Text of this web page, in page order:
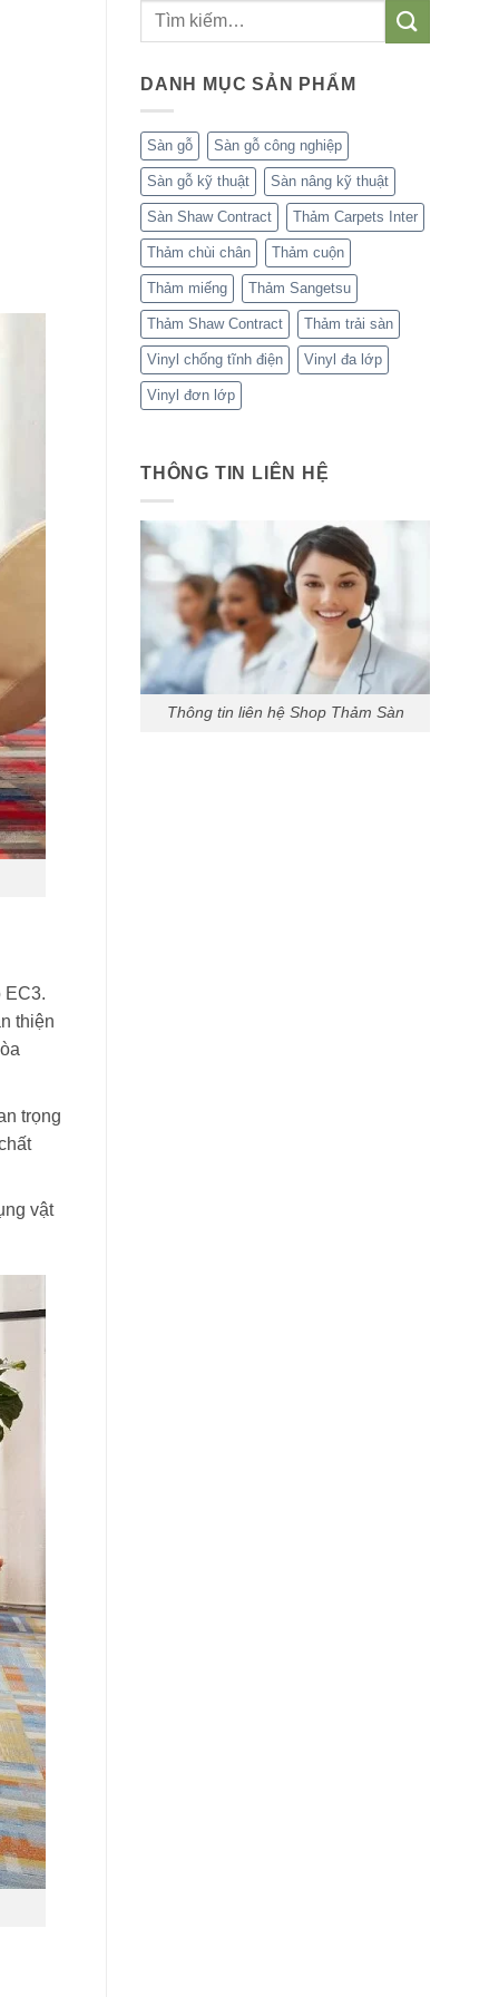
DANH MỤC SẢN PHẨM
Sàn gỗ Sàn gỗ công nghiệp
Sàn gỗ kỹ thuật Sàn nâng kỹ thuật
Sàn Shaw Contract Thảm Carpets Inter
Thảm chùi chân Thảm cuộn
Thảm miếng Thảm Sangetsu
Thảm Shaw Contract Thảm trải sàn
Vinyl chống tĩnh điện Vinyl đa lớp
Vinyl đơn lớp
THÔNG TIN LIÊN HỆ
Thông tin liên hệ Shop Thảm Sàn
EC3.
thiện
trọng
vật